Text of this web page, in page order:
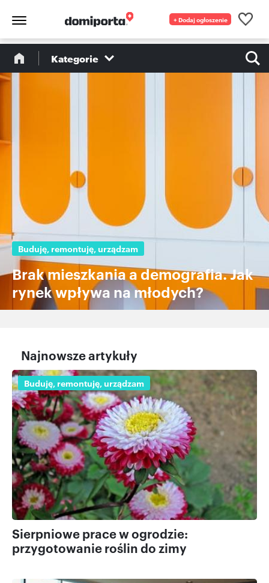
+ Dodaj ogłoszenie
Kategorie
Buduję, remontuję, urządzam
Brak mieszkania a demografia. Jak
rynek wpływa na młodych?
Najnowsze artykuły
Buduję, remontuję, urządzam
Sierpniowe prace w ogrodzie:
przygotowanie roślin do zimy